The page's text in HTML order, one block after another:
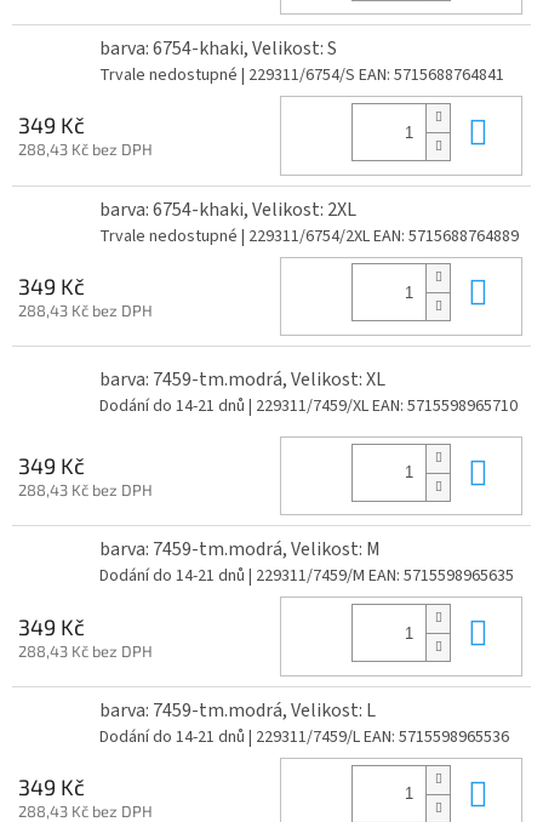
barva: 6754-khaki, Velikost: S
Trvale nedostupné | 229311/6754/S EAN: 5715688764841
349 Kč
288,43 Kč bez DPH
barva: 6754-khaki, Velikost: 2XL
Trvale nedostupné | 229311/6754/2XLEAN: 5715688764889
349 Kč
288,43 Kč bez DPH
barva: 7459-tm.modrá, Velikost: XL
Dodání do 14-21 dnů | 229311/7459/XLEAN: 5715598965710
349 Kč
288,43 Kč bez DPH
barva: 7459-tm.modrá, Velikost: M
Dodání do 14-21 dnů | 229311/7459/M EAN: 5715598965635
349 Kč
288,43 Kč bez DPH
barva: 7459-tm.modrá, Velikost: L
Dodání do 14-21 dnů | 229311/7459/LEAN: 5715598965536
349 Kč
288,43 Kč bez DPH